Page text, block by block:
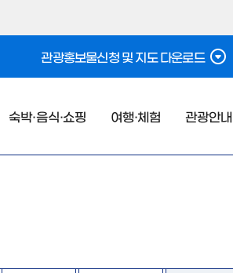
관광홍보물신청 및 지도 다운로드
숙박·음식·쇼핑 여행·체험 관광안내